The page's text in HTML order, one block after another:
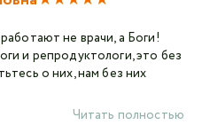
не врачи, а Боги!
и репродуктологи, это без
о них, нам без них
Читать полностью